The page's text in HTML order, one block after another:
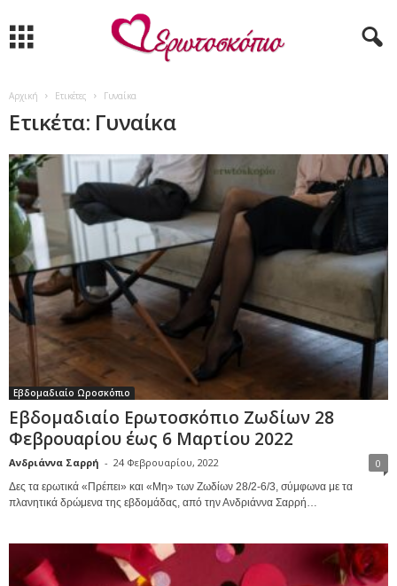
Αρχική Ετικέτες Γυναίκα
Ετικέτα: Γυναίκα
Εβδομαδιαίο Ωροσκόπιο
Εβδομαδιαίο Ερωτοσκόπιο Ζωδίων 28
Φεβρουαρίου έως 6 Μαρτίου 2022
Ανδριάννα Σαρρή - 24 Φεβρουαρίου, 2022 0
Δες τα ερωτικά «Πρέπει» και «Μη» των Ζωδίων 28/2-6/3, σύμφωνα με τα
πλανητικά δρώμενα της εβδομάδας, από την Ανδριάννα Σαρρή…